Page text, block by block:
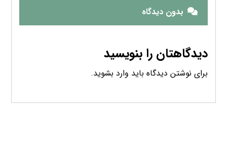
بدون دیدگاه
دیدگاهتان را بنویسید
برای نوشتن دیدگاه باید وارد بشوید.